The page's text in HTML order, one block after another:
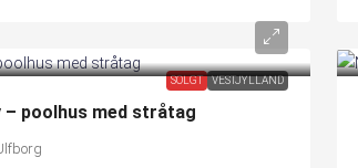
SOLGT VESTJYLLAND
– poolhus med stråtag